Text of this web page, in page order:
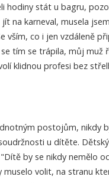
hodiny stát u bagru,
na karneval, musela
vším, co i jen vzdáleně
tím se trápila, můj muž
klidnou profesi bez
postojům, nikdy
u dítěte.
by se nikdy nemělo
volit, na stranu